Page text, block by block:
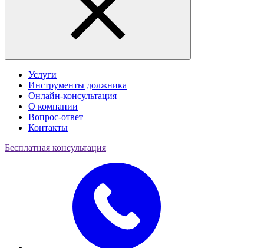
Услуги
Инструменты должника
Онлайн-консультация
О компании
Вопрос-ответ
Контакты
Бесплатная консультация